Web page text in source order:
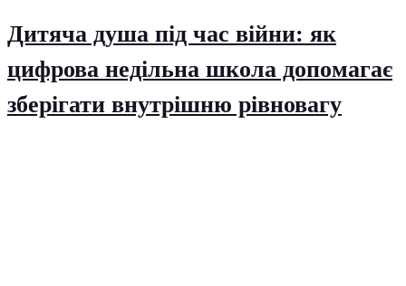
Дитяча душа під час війни: як
цифрова недільна школа допомагає
зберігати внутрішню рівновагу